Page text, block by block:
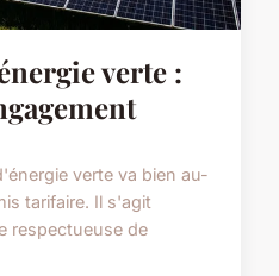
verte :
verte va bien au-
tarifaire. Il s'agit
respectueuse de